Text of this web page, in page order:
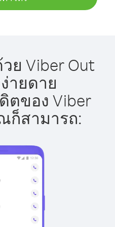
ย Viber Out
ายดาย
ตของ Viber
ก็สามารถ: